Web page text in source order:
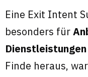
Eine Exit Intent
besonders für
Dienstleistungen
Finde heraus,